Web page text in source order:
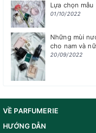
Lựa chọn
01/10/2022
Những mùi
cho nam và nữ
20/09/2022
VỀ PARFUMERIE
HƯỚNG DẪN